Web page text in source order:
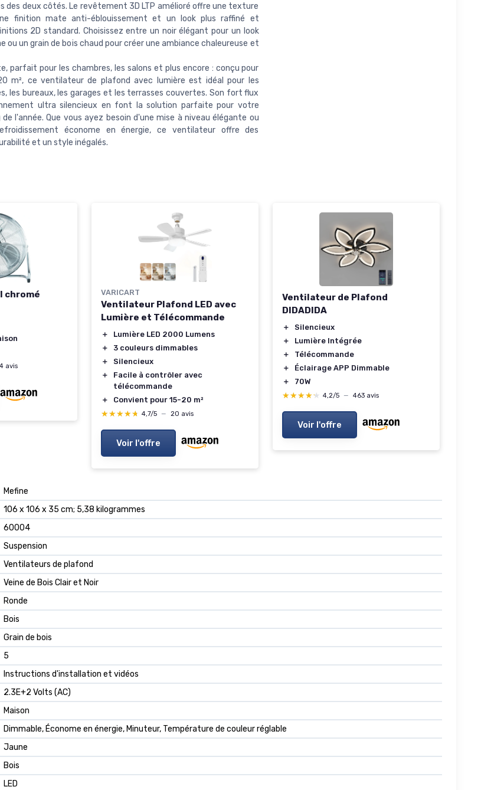
des deux côtés. Le revêtement 3D LTP amélioré offre une texture
finition mate anti-éblouissement et un look plus raffiné et
2D standard. Choisissez entre un noir élégant pour un look
ou un grain de bois chaud pour créer une ambiance chaleureuse et
parfait pour les chambres, les salons et plus encore : conçu pour
m², ce ventilateur de plafond avec lumière est idéal pour les
les bureaux, les garages et les terrasses couvertes. Son fort flux
ultra silencieux en font la solution parfaite pour votre
l'année. Que vous ayez besoin d'une mise à niveau élégante ou
économe en énergie, ce ventilateur offre des
et un style inégalés.
chromé
avis
VARICART
Ventilateur Plafond LED avec
Lumière et Télécommande
＋
Lumière LED 2000 Lumens
＋
3 couleurs dimmables
＋
Silencieux
＋
Facile à contrôler avec
télécommande
＋
Convient pour 15-20 m²
★★★★★
★★★★★ 4,7/5 — 20 avis
Voir l'offre
Ventilateur de Plafond
DIDADIDA
＋
Silencieux
＋
Lumière Intégrée
＋
Télécommande
＋
Éclairage APP Dimmable
＋
70W
★★★★★
★★★★★ 4,2/5 — 463 avis
Voir l'offre
‎Mefine
‎106 x 106 x 35 cm; 5,38 kilogrammes
‎60004
‎Suspension
‎Ventilateurs de plafond
‎Veine de Bois Clair et Noir
‎Ronde
‎Bois
‎Grain de bois
‎5
‎Instructions d'installation et vidéos
‎2.3E+2 Volts (AC)
‎Maison
‎Dimmable, Économe en énergie, Minuteur, Température de couleur réglable
‎Jaune
‎Bois
‎LED